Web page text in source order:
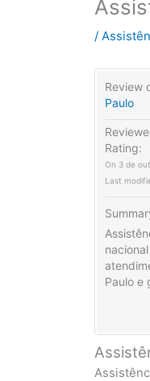
/
Review
Paulo
Rating:
On 3 de
Last
Paulo e